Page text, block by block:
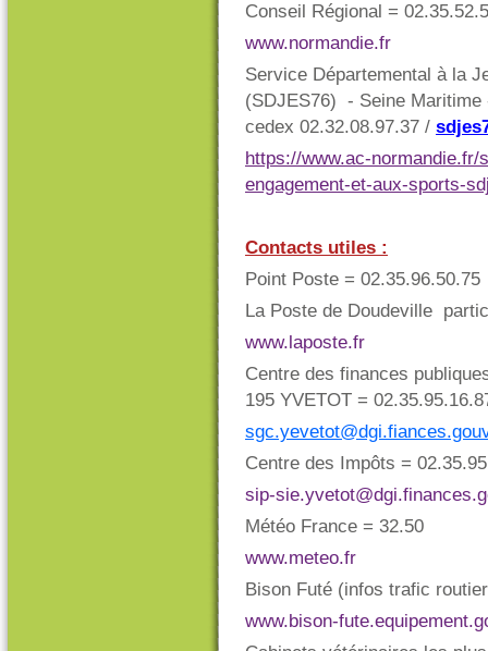
Conseil Régional =
www.normandie.fr​
Service Départemental à la
(SDJES76) - Seine Maritime
cedex 02.32.08.97.37 /
https://www.ac-
engagement-et-aux-sports-
Contacts utiles :
Point Poste =
La Poste de Doudeville
www.laposte.fr
Centre des finances
195 YVETOT =
Centre des Impôts =
sip-
Météo France = 32.50
www.meteo.fr
Bison Futé (infos trafic
www.bison-